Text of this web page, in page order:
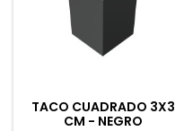
TACO CUADRADO 3X3
CM - NEGRO